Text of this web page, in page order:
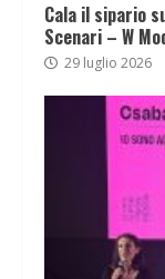
Cala il sipario
Scenari – W
29 luglio 2026